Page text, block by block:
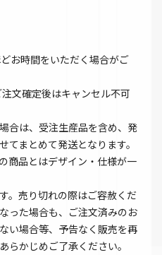
お時間をいただく場合がご
文確定後はキャンセル不可
合は、受注生産品を含め、発
てまとめて発送となります。
商品とはデザイン・仕様が一
。売り切れの際はご容赦くだ
った場合も、ご注文済みのお
い場合等、予告なく販売を再
らかじめご了承ください。